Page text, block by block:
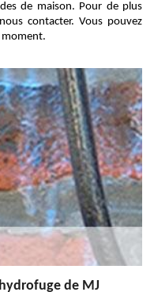
de maison. Pour de plus
contacter. Vous pouvez
moment.
de MJ